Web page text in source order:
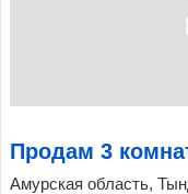
Продам 3
Амурская область,